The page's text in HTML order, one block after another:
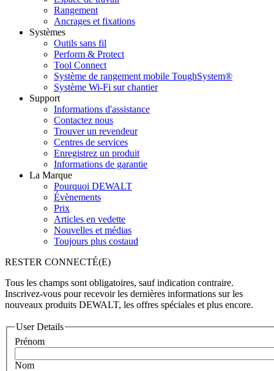
Rangement
Ancrages et fixations
Systèmes
Outils sans fil
Perform & Protect
Tool Connect
Système de rangement mobile ToughSystem®
Système Wi-Fi sur chantier
Support
Informations d'assistance
Contactez nous
Trouver un revendeur
Centres de services
Enregistrez un produit
Informations de garantie
La Marque
Pourquoi DEWALT
Évènements
Prix
Articles en vedette
Nouvelles et médias
Toujours plus costaud
RESTER CONNECTÉ(E)
Tous les champs sont obligatoires, sauf indication contraire.
Inscrivez-vous pour recevoir les dernières informations sur les
nouveaux produits DEWALT, les offres spéciales et plus encore.
User Details
Prénom
Nom